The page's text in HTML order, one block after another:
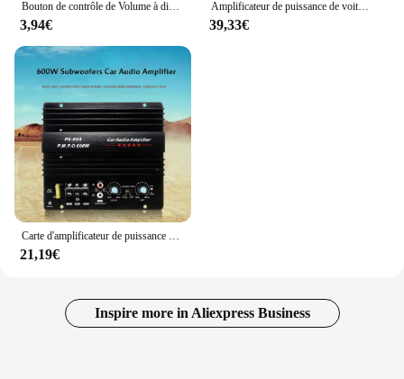
Bouton de contrôle de Volume à distance, amplificateur de haut-parleur de voiture Durable, de basse, de niveau RCA, régulateur de Volume universel LC-1
3,94€
Amplificateur de puissance de voiture SK-790.4 4 canaux 7900W Classe A/B Stéréo Surround Passive Subwoofer Audio First
39,33€
Carte d'amplificateur de puissance haute puissance DC 12V, modification audio de voiture bricolage, caisson de basses sans perte, module de basse, amplificateur mono
21,19€
Inspire more in Aliexpress Business